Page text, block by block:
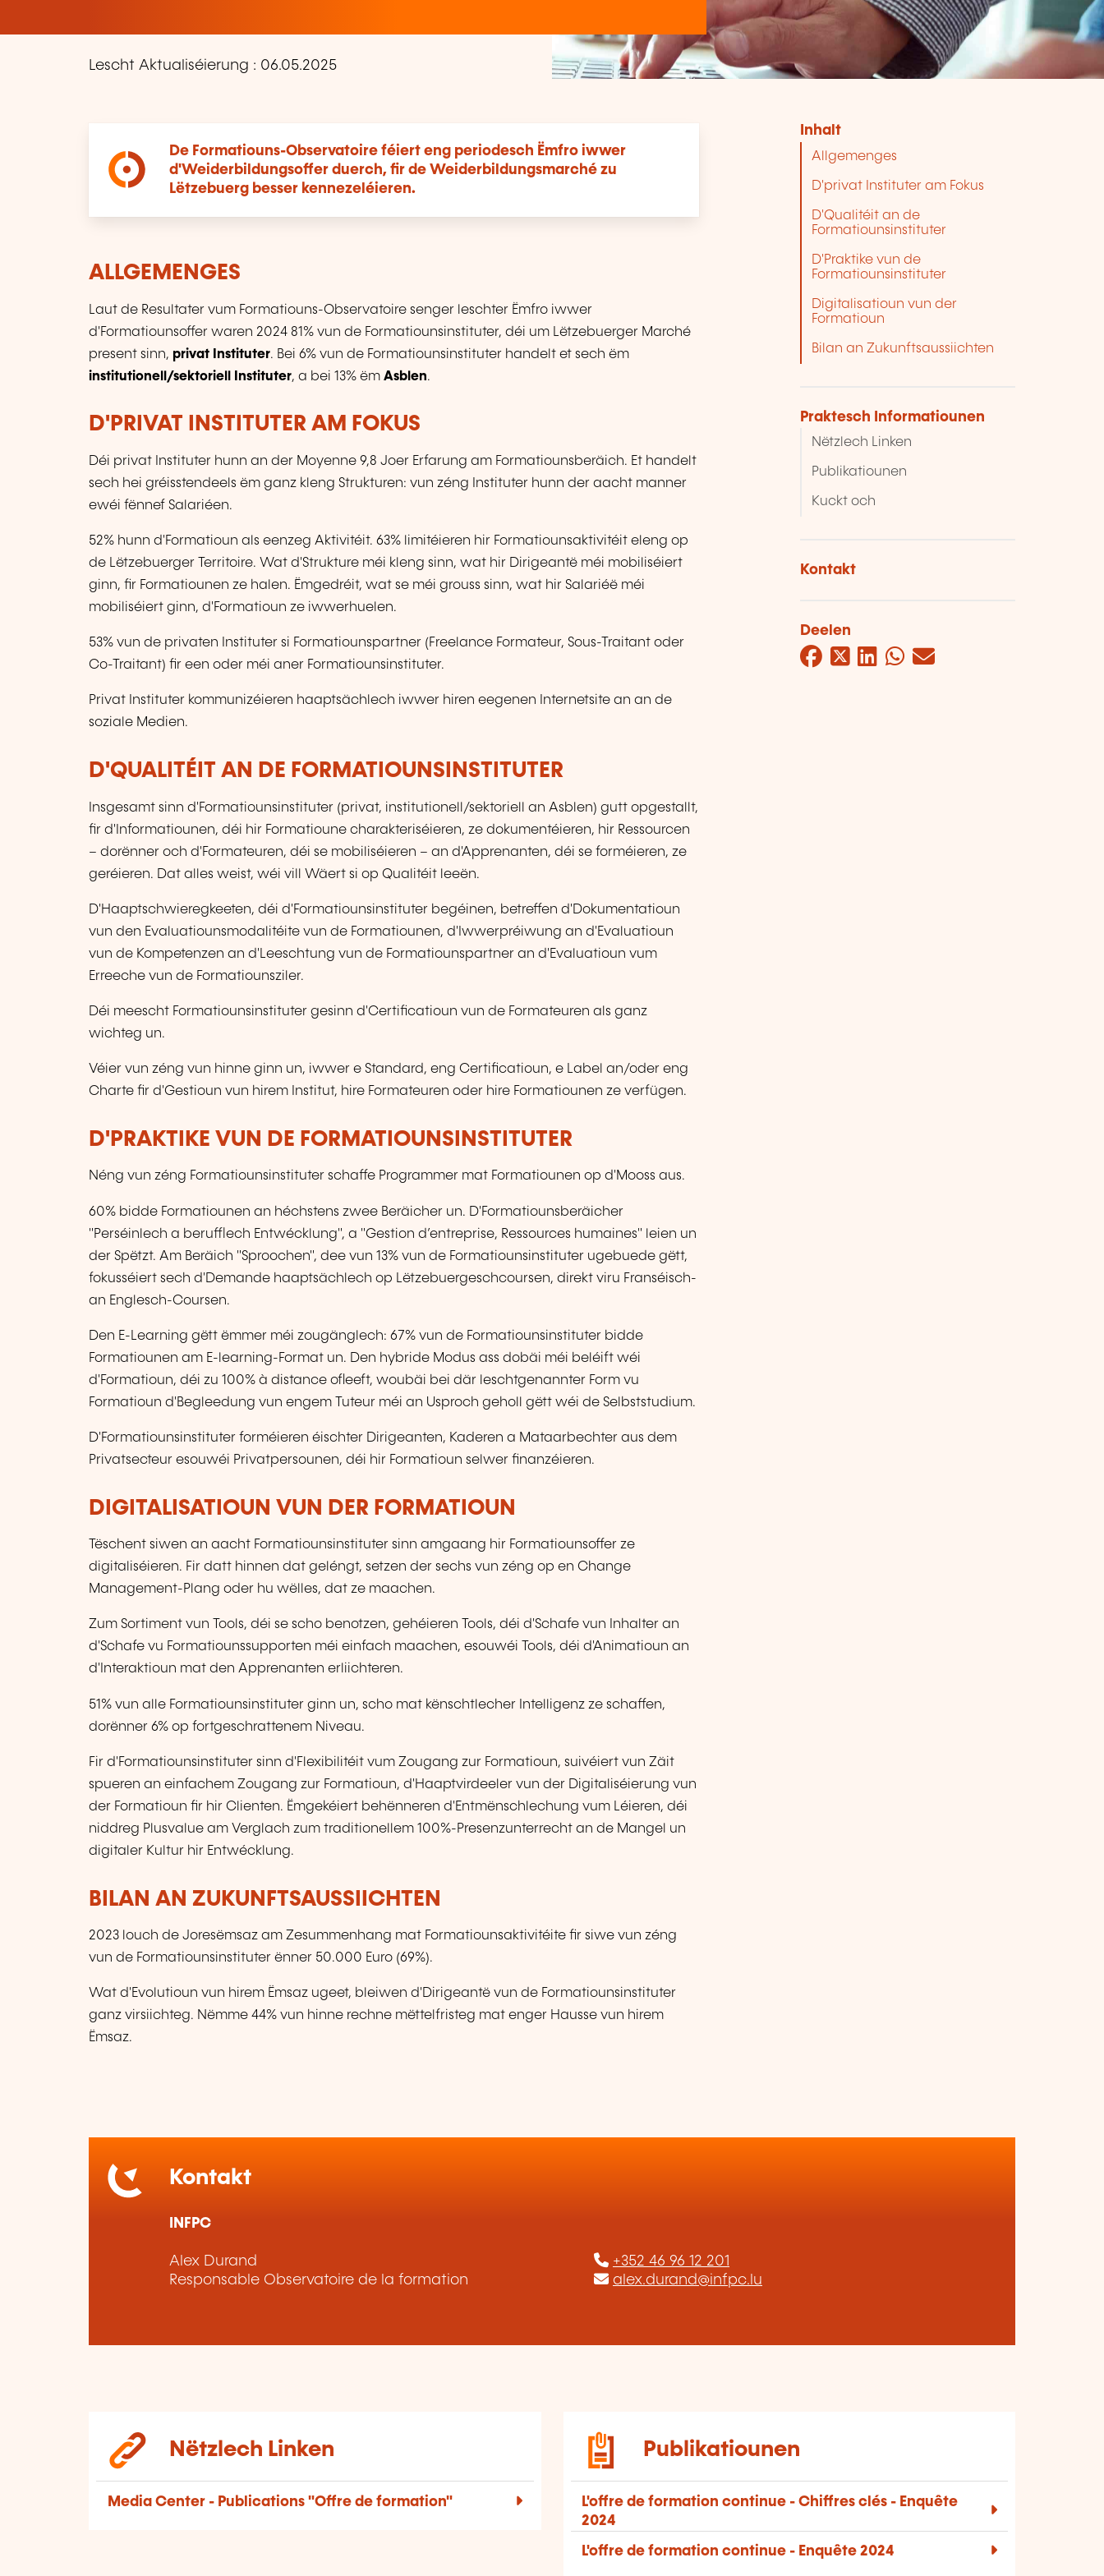
Lescht Aktualiséierung : 06.05.2025
De Formatiouns-Observatoire féiert eng periodesch Ëmfro iwwer
d'Weiderbildungsoffer duerch, fir de Weiderbildungsmarché zu
Lëtzebuerg besser kennezeléieren.
ALLGEMENGES
Laut de Resultater vum Formatiouns-Observatoire senger leschter Ëmfro iwwer
d'Formatiounsoffer waren 2024 81% vun de Formatiounsinstituter, déi um Lëtzebuerger Marché
present sinn, privat Instituter. Bei 6% vun de Formatiounsinstituter handelt et sech ëm
institutionell/sektoriell Instituter, a bei 13% ëm Asblen.
D'PRIVAT INSTITUTER AM FOKUS
Déi privat Instituter hunn an der Moyenne 9,8 Joer Erfarung am Formatiounsberäich. Et handelt
sech hei gréisstendeels ëm ganz kleng Strukturen: vun zéng Instituter hunn der aacht manner
ewéi fënnef Salariéen.
52% hunn d'Formatioun als eenzeg Aktivitéit. 63% limitéieren hir Formatiounsaktivitéit eleng op
de Lëtzebuerger Territoire. Wat d'Strukture méi kleng sinn, wat hir Dirigeantë méi mobiliséiert
ginn, fir Formatiounen ze halen. Ëmgedréit, wat se méi grouss sinn, wat hir Salariéë méi
mobiliséiert ginn, d'Formatioun ze iwwerhuelen.
53% vun de privaten Instituter si Formatiounspartner (Freelance Formateur, Sous-Traitant oder
Co-Traitant) fir een oder méi aner Formatiounsinstituter.
Privat Instituter kommunizéieren haaptsächlech iwwer hiren eegenen Internetsite an an de
soziale Medien.
D'QUALITÉIT AN DE FORMATIOUNSINSTITUTER
Insgesamt sinn d'Formatiounsinstituter (privat, institutionell/sektoriell an Asblen) gutt opgestallt,
fir d'Informatiounen, déi hir Formatioune charakteriséieren, ze dokumentéieren, hir Ressourcen
– dorënner och d'Formateuren, déi se mobiliséieren – an d'Apprenanten, déi se forméieren, ze
geréieren. Dat alles weist, wéi vill Wäert si op Qualitéit leeën.
D'Haaptschwieregkeeten, déi d'Formatiounsinstituter begéinen, betreffen d'Dokumentatioun
vun den Evaluatiounsmodalitéite vun de Formatiounen, d'Iwwerpréiwung an d'Evaluatioun
vun de Kompetenzen an d'Leeschtung vun de Formatiounspartner an d'Evaluatioun vum
Erreeche vun de Formatiounsziler.
Déi meescht Formatiounsinstituter gesinn d'Certificatioun vun de Formateuren als ganz
wichteg un.
Véier vun zéng vun hinne ginn un, iwwer e Standard, eng Certificatioun, e Label an/oder eng
Charte fir d'Gestioun vun hirem Institut, hire Formateuren oder hire Formatiounen ze verfügen.
D'PRAKTIKE VUN DE FORMATIOUNSINSTITUTER
Néng vun zéng Formatiounsinstituter schaffe Programmer mat Formatiounen op d'Mooss aus.
60% bidde Formatiounen an héchstens zwee Beräicher un. D'Formatiounsberäicher
"Perséinlech a berufflech Entwécklung", a "Gestion d’entreprise, Ressources humaines" leien un
der Spëtzt. Am Beräich "Sproochen", dee vun 13% vun de Formatiounsinstituter ugebuede gëtt,
fokusséiert sech d'Demande haaptsächlech op Lëtzebuergeschcoursen, direkt viru Franséisch-
an Englesch-Coursen.
Den E-Learning gëtt ëmmer méi zougänglech: 67% vun de Formatiounsinstituter bidde
Formatiounen am E-learning-Format un. Den hybride Modus ass dobäi méi beléift wéi
d'Formatioun, déi zu 100% à distance ofleeft, woubäi bei där leschtgenannter Form vu
Formatioun d'Begleedung vun engem Tuteur méi an Usproch geholl gëtt wéi de Selbststudium.
D'Formatiounsinstituter forméieren éischter Dirigeanten, Kaderen a Mataarbechter aus dem
Privatsecteur esouwéi Privatpersounen, déi hir Formatioun selwer finanzéieren.
DIGITALISATIOUN VUN DER FORMATIOUN
Tëschent siwen an aacht Formatiounsinstituter sinn amgaang hir Formatiounsoffer ze
digitaliséieren. Fir datt hinnen dat geléngt, setzen der sechs vun zéng op en Change
Management-Plang oder hu wëlles, dat ze maachen.
Zum Sortiment vun Tools, déi se scho benotzen, gehéieren Tools, déi d'Schafe vun Inhalter an
d'Schafe vu Formatiounssupporten méi einfach maachen, esouwéi Tools, déi d'Animatioun an
d'Interaktioun mat den Apprenanten erliichteren.
51% vun alle Formatiounsinstituter ginn un, scho mat kënschtlecher Intelligenz ze schaffen,
dorënner 6% op fortgeschrattenem Niveau.
Fir d'Formatiounsinstituter sinn d'Flexibilitéit vum Zougang zur Formatioun, suivéiert vun Zäit
spueren an einfachem Zougang zur Formatioun, d'Haaptvirdeeler vun der Digitaliséierung vun
der Formatioun fir hir Clienten. Ëmgekéiert behënneren d'Entmënschlechung vum Léieren, déi
niddreg Plusvalue am Verglach zum traditionellem 100%-Presenzunterrecht an de Mangel un
digitaler Kultur hir Entwécklung.
BILAN AN ZUKUNFTSAUSSIICHTEN
2023 louch de Joresëmsaz am Zesummenhang mat Formatiounsaktivitéite fir siwe vun zéng
vun de Formatiounsinstituter ënner 50.000 Euro (69%).
Wat d'Evolutioun vun hirem Ëmsaz ugeet, bleiwen d'Dirigeantë vun de Formatiounsinstituter
ganz virsiichteg. Nëmme 44% vun hinne rechne mëttelfristeg mat enger Hausse vun hirem
Ëmsaz.
Inhalt
Allgemenges
D'privat Instituter am Fokus
D'Qualitéit an de
Formatiounsinstituter
D'Praktike vun de
Formatiounsinstituter
Digitalisatioun vun der
Formatioun
Bilan an Zukunftsaussiichten
Praktesch Informatiounen
Nëtzlech Linken
Publikatiounen
Kuckt och
Kontakt
Deelen
Facebook
Twitter
LinkedIn
WhatsApp
Mail
Kontakt
INFPC
Alex Durand
Responsable Observatoire de la formation
+352 46 96 12 201
alex.durand@infpc.lu
Nëtzlech Linken
Media Center - Publications "Offre de formation"
Publikatiounen
L'offre de formation continue - Chiffres clés - Enquête
2024
L'offre de formation continue - Enquête 2024